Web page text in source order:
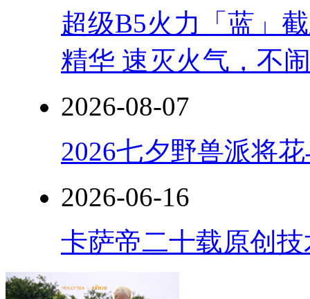
超级B5火力「蓝」
精华 速灭火气，不
2026-08-07
2026七夕野兽派将
2026-06-16
卡萨帝二十载原创